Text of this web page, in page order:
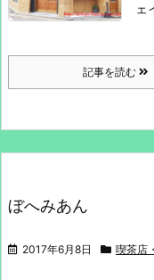
ェ
記事を読む
ぼへみあん
2017年6月8日 喫茶店